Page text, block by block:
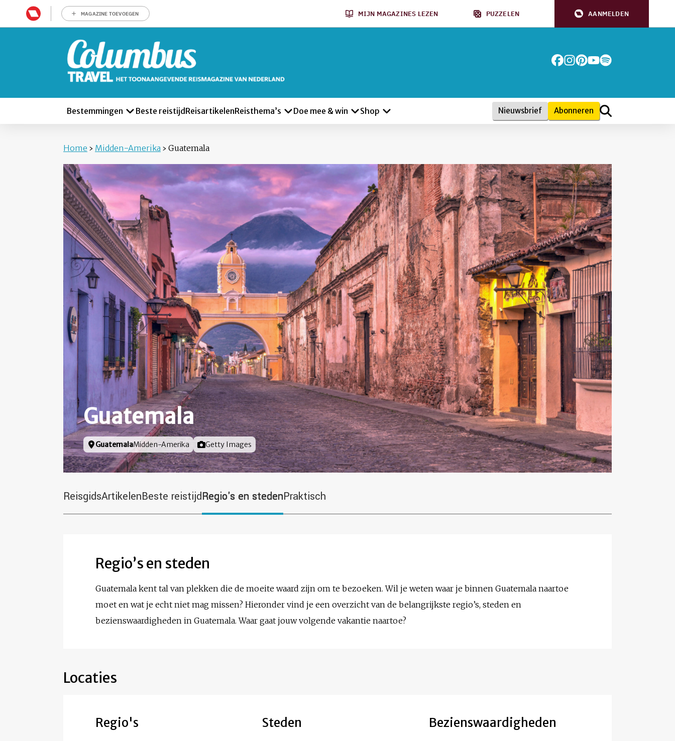
MAGAZINE TOEVOEGEN MIJN MAGAZINES LEZEN PUZZELEN AANMELDEN
Bestemmingen Beste reistijd ReisartikelenReisthema’s Doe mee & win Shop Nieuwsbrief Abonneren
Home › Midden-Amerika › Guatemala
Guatemala
Locatie
GuatemalaMidden-Amerika Foto door
Getty Images
ReisgidsArtikelenBeste reistijdRegio's en stedenPraktisch
Regio’s en steden
Guatemala kent tal van plekken die de moeite waard zijn om te bezoeken. Wil je weten waar je binnen Guatemala naartoe
moet en wat je echt niet mag missen? Hieronder vind je een overzicht van de belangrijkste regio’s, steden en
bezienswaardigheden in Guatemala. Waar gaat jouw volgende vakantie naartoe?
Locaties
Regio's Steden Bezienswaardigheden